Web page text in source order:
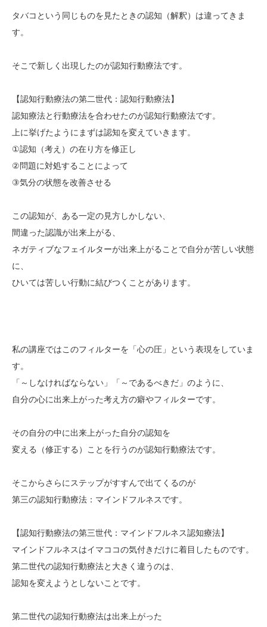
タバコという同じものを見たときの認知（解釈）は違ってきま
す。
そこで新しく出現したのが認知行動療法です。
【認知行動療法の第二世代：認知行動療法】
認知療法と行動療法を合わせたのが認知行動療法です。
上に挙げたようにまずは認知を変えていきます。
①認知（考え）の在り方を修正し
②問題に対処することによって
③気分の状態を改善させる
この認知が、ある一定の見方しかしない、
間違った認識が出来上がる、
ネガティブなフェイルターが出来上がることで自分が苦しい状態
に、
ひいては苦しい行動に結びつくことがあります。
私の講座ではこのフィルターを「心の圧」という表現をしていま
す。
「～しなければならない」「～であるべきだ」のように、
自分の心に出来上がった考え方の癖やフィルターです。
その自分の中に出来上がった自分の認知を
変える（修正する）ことを行うのが認知行動療法です。
そこからさらにステップがすすんで出てくるのが
第三の認知行動療法：マインドフルネスです。
【認知行動療法の第三世代：マインドフルネス認知療法】
マインドフルネスはイマココの気付きだけに着目したものです。
第二世代の認知行動療法と大きく違うのは、
認知を変えようとしないことです。
第二世代の認知行動療法は出来上がった